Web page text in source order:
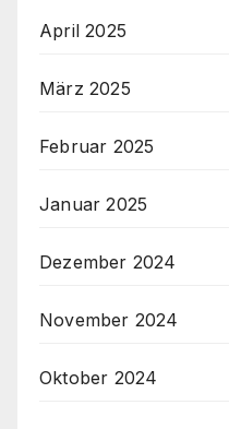
April 2025
März 2025
Februar 2025
Januar 2025
Dezember 2024
November 2024
Oktober 2024